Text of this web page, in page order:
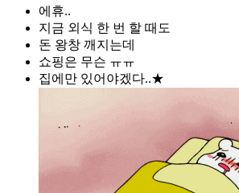
에휴..
지금 외식 한 번 할 때도
돈 왕창 깨지는데
쇼핑은 무슨 ㅠㅠ
집에만 있어야겠다..★